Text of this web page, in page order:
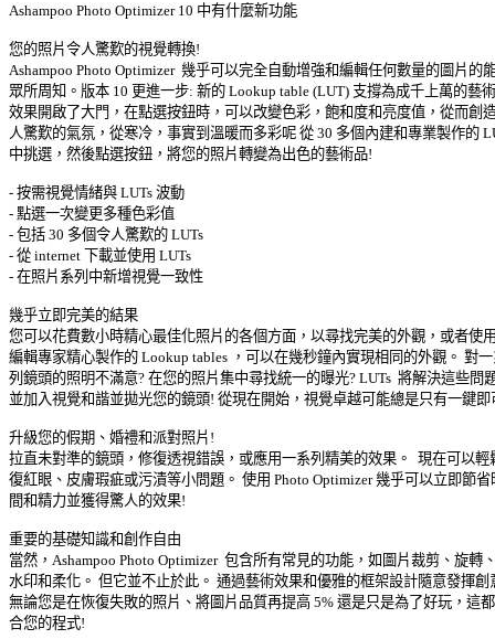
Ashampoo Photo Optimizer 10 中有什麼新功能
您的照片令人驚歎的視覺轉換!
Ashampoo Photo Optimizer  幾乎可以完全自動增強和編輯任何數量的圖片的
眾所周知。版本 10 更進一步: 新的 Lookup table (LUT) 支撐為成千上萬的藝
效果開啟了大門，在點選按鈕時，可以改變色彩，飽和度和亮度值，從而創
人驚歎的氣氛，從寒冷，事實到溫暖而多彩呢 從 30 多個內建和專業製作的
中挑選，然後點選按鈕，將您的照片轉變為出色的藝術品!
- 按需視覺情緒與 LUTs 波動
- 點選一次變更多種色彩值
- 包括 30 多個令人驚歎的 LUTs
- 從 internet 下載並使用 LUTs
- 在照片系列中新增視覺一致性
幾乎立即完美的結果
您可以花費數小時精心最佳化照片的各個方面，以尋找完美的外觀，或者使
編輯專家精心製作的 Lookup tables ，可以在幾秒鐘內實現相同的外觀。 對
列鏡頭的照明不滿意? 在您的照片集中尋找統一的曝光? LUTs  將解決這些問
並加入視覺和諧並拋光您的鏡頭! 從現在開始，視覺卓越可能總是只有一鍵
升級您的假期、婚禮和派對照片!
拉直未對準的鏡頭，修復透視錯誤，或應用一系列精美的效果。  現在可以
復紅眼、皮膚瑕疵或污漬等小問題。 使用 Photo Optimizer 幾乎可以立即節
間和精力並獲得驚人的效果!
重要的基礎知識和創作自由
當然，Ashampoo Photo Optimizer  包含所有常見的功能，如圖片裁剪、旋轉
水印和柔化。 但它並不止於此。 通過藝術效果和優雅的框架設計隨意發揮
無論您是在恢復失敗的照片、將圖片品質再提高 5% 還是只是為了好玩，這
合您的程式!